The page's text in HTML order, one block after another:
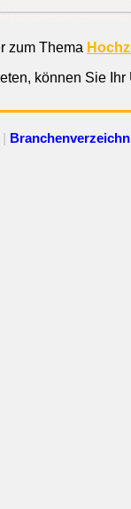
zum Thema
können Sie
|